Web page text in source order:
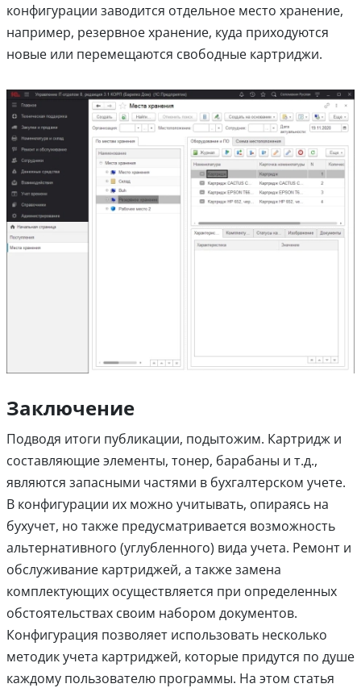
конфигурации заводится отдельное место хранение,
например, резервное хранение, куда приходуются
новые или перемещаются свободные картриджи.
Заключение
Подводя итоги публикации, подытожим. Картридж и
составляющие элементы, тонер, барабаны и т.д.,
являются запасными частями в бухгалтерском учете.
В конфигурации их можно учитывать, опираясь на
бухучет, но также предусматривается возможность
альтернативного (углубленного) вида учета. Ремонт и
обслуживание картриджей, а также замена
комплектующих осуществляется при определенных
обстоятельствах своим набором документов.
Конфигурация позволяет использовать несколько
методик учета картриджей, которые придутся по душе
каждому пользователю программы. На этом статья